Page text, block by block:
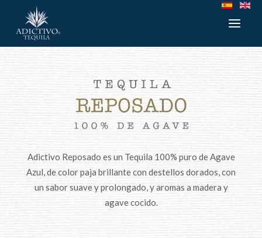
Adictivo Reposado es un Tequila 100% puro de Agave
Azul, de color paja brillante con destellos dorados, con
un sabor suave y prolongado, y aromas a madera y
agave cocido.